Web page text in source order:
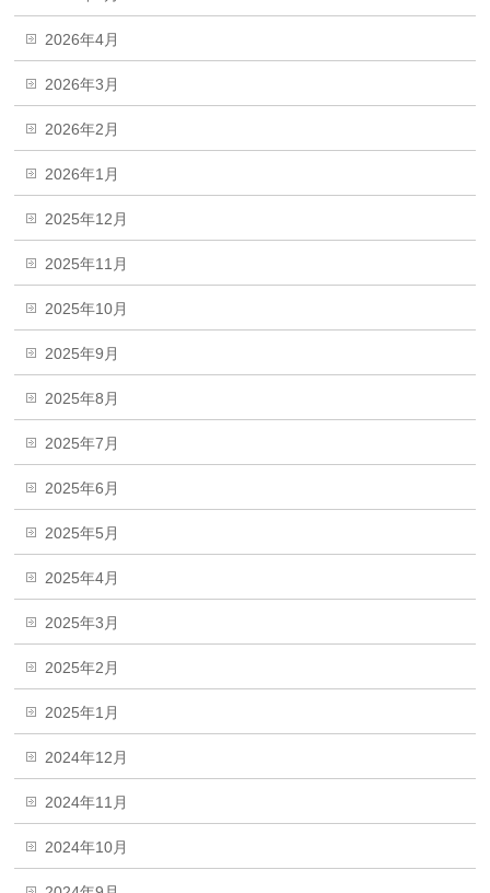
2026年4月
2026年3月
2026年2月
2026年1月
2025年12月
2025年11月
2025年10月
2025年9月
2025年8月
2025年7月
2025年6月
2025年5月
2025年4月
2025年3月
2025年2月
2025年1月
2024年12月
2024年11月
2024年10月